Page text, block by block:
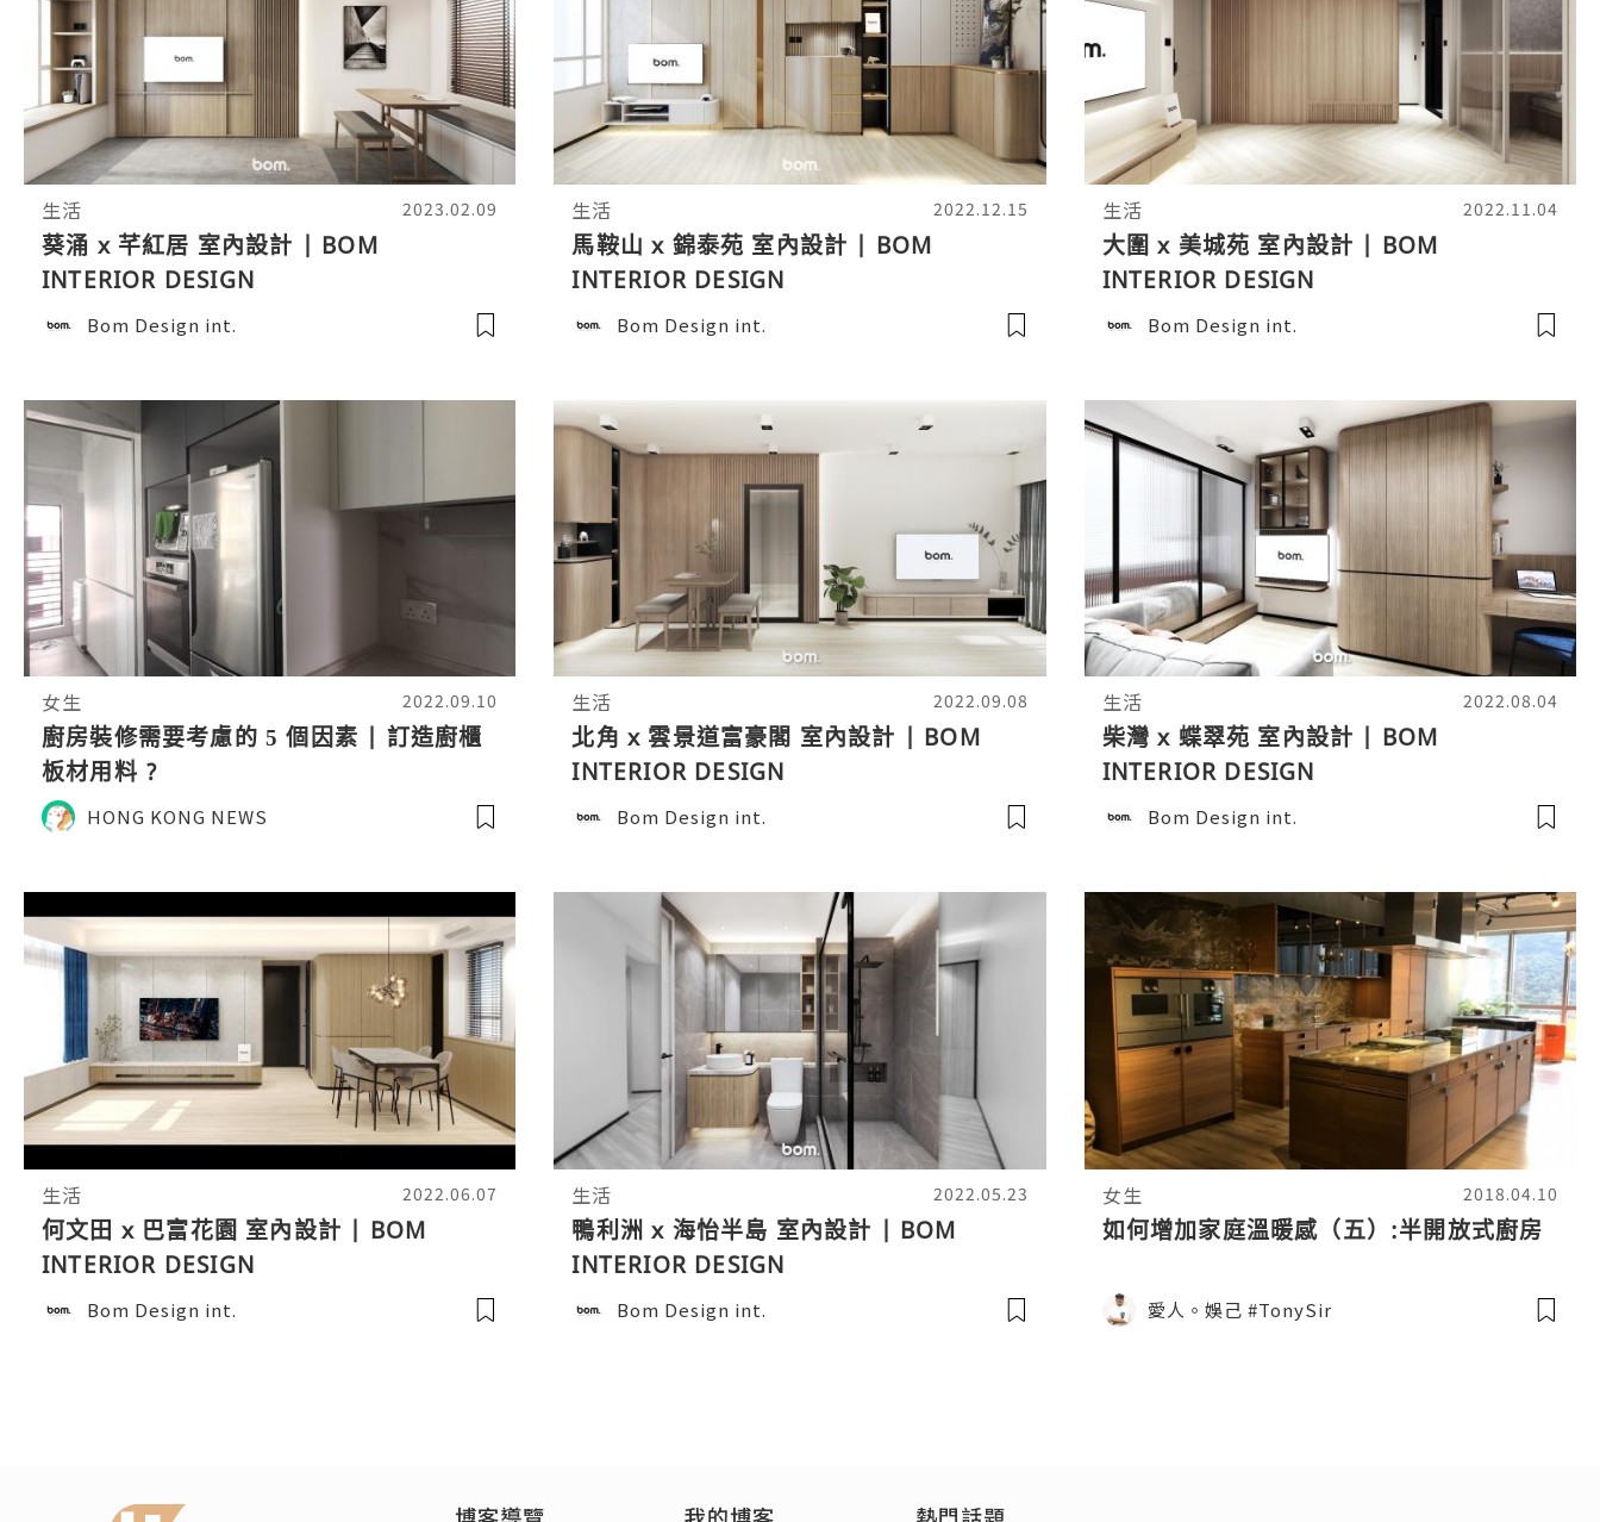
生活 2023.02.09
葵涌 x 芊紅居 室內設計 | BOM
INTERIOR DESIGN
Bom Design int.
生活 2022.12.15
馬鞍山 x 錦泰苑 室內設計 | BOM
INTERIOR DESIGN
Bom Design int.
生活 2022.11.04
大圍 x 美城苑 室內設計 | BOM
INTERIOR DESIGN
Bom Design int.
女生 2022.09.10
廚房裝修需要考慮的 5 個因素 | 訂造廚櫃
板材用料 ?
HONG KONG NEWS
生活 2022.09.08
北角 x 雲景道富豪閣 室內設計 | BOM
INTERIOR DESIGN
Bom Design int.
生活 2022.08.04
柴灣 x 蝶翠苑 室內設計 | BOM
INTERIOR DESIGN
Bom Design int.
生活 2022.06.07
何文田 x 巴富花園 室內設計 | BOM
INTERIOR DESIGN
Bom Design int.
生活 2022.05.23
鴨利洲 x 海怡半島 室內設計 | BOM
INTERIOR DESIGN
Bom Design int.
女生 2018.04.10
如何增加家庭溫暖感（五）:半開放式廚房
愛人。娛己 #TonySir